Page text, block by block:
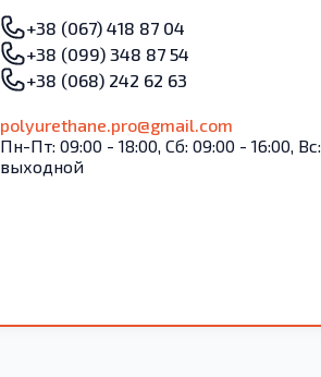
+38 (067) 418 87 04
+38 (099) 348 87 54
+38 (068) 242 62 63
polyurethane.pro@gmail.com
Пн-Пт: 09:00 - 18:00, Сб: 09:00 - 16:00, Вс:
выходной